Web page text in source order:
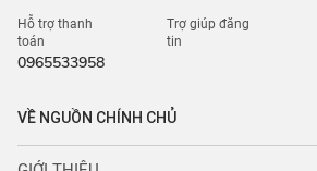
Hỗ trợ thanh
toán
0965533958
Trợ giúp đăng
tin
VỀ NGUỒN CHÍNH CHỦ